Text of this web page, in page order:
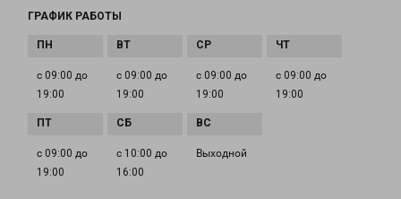
ГРАФИК РАБОТЫ
с 09:00 до
19:00
с 09:00 до
19:00
с 09:00 до
19:00
с 09:00 до
19:00
с 09:00 до
19:00
с 10:00 до
16:00
Выходной